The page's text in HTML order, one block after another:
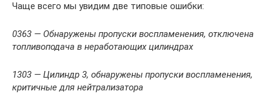
Чаще всего мы увидим две типовые ошибки:
0363 — Обнаружены пропуски воспламенения, отключена
топливоподача в неработающих цилиндрах
1303 — Цилиндр 3, обнаружены пропуски воспламенения,
критичные для нейтрализатора